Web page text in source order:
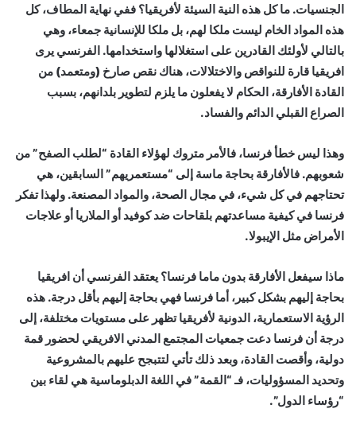
الجنسيات. ما كل هذه النية السيئة لأفريقيا؟ ففي نهاية المطاف، كل
هذه المواد الخام ليست ملكا لهم، بل ملكا للإنسانية جمعاء، وهي
بالتالي لأولئك القادرين على استغلالها واستخدامها. الفرنسي يرى
افريقيا قارة للنواقص والاختلالات، هناك نقص صارخ (ومتعمد) من
القادة الأفارقة، الحكام لا يفعلون ما يلزم لتطوير بلدانهم، بسبب
الصراع القبلي الدائم والفساد.
وهذا ليس خطأ فرنسا، فالأمر متروك لهؤلاء القادة “لطلب الصفح” من
شعوبهم. فالأفارقة بحاجة ماسة إلى “مستعمريهم” السابقين، هي
تحتاجهم في كل شيء، في مجال الصحة، والمواد المصنعة. ولهذا تفكر
فرنسا في كيفية مساعدتهم بلقاحات ضد كوفيد أو الملاريا أو علاجات
الأمراض مثل الإيبولا.
ماذا سيفعل الأفارقة بدون ماما فرنسا؟ يعتقد الفرنسي أن افريقيا
بحاجة إليهم بشكل كبير، أما فرنسا فهي بحاجة إليهم بأقل درجة. هذه
الرؤية الاستعمارية، الدونية لأفريقيا تظهر على مستويات مختلفة، إلى
درجة أن فرنسا دعت جمعيات المجتمع المدني الافريقي لحضور قمة
دولية، وأقصت القادة، وبعد ذلك تأتي لتتبجح عليهم بالمشروعية
وتحديد المسؤوليات، فـ “القمة” في اللغة الدبلوماسية هي لقاء بين
“رؤساء الدول”.